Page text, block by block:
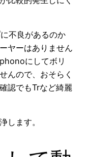
不良があるのか
ヤーはありません
にしてボリ
んので、おそらく
認でもTrなど綺麗
します。